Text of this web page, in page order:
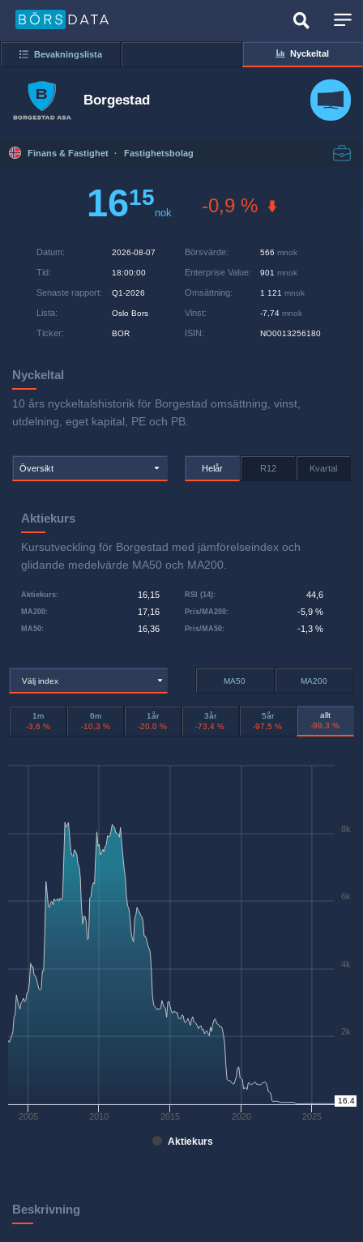
Bevakningslista Nyckeltal
Borgestad
Finans & Fastighet · Fastighetsbolag
1615
nok -0,9 %
Datum: 2026-08-07
Tid: 18:00:00
Senaste rapport: Q1-2026
Lista: Oslo Bors
Ticker: BOR
Börsvärde: 566 mnok
Enterprise Value: 901 mnok
Omsättning: 1 121 mnok
Vinst: -7,74 mnok
ISIN: NO0013256180
Nyckeltal
10 års nyckeltalshistorik för Borgestad omsättning, vinst,
utdelning, eget kapital, PE och PB.
Översikt Helår R12 Kvartal
Aktiekurs
Kursutveckling för Borgestad med jämförelseindex och
glidande medelvärde MA50 och MA200.
Aktiekurs: 16,15
MA50: 16,36
MA200: 17,16 Pris/MA200: -5,9 %
RSI (14): 44,6
Pris/MA50: -1,3 %
Välj index MA50 MA200
1m
-3,6 %
6m
-10,3 %
1år
-20,0 %
3år
-73,4 %
5år
-97,5 %
allt
-99,3 %
Aktiekurs
2005 2010 2015 2020 2025
0
2k
4k
6k
8k
16.4
Beskrivning